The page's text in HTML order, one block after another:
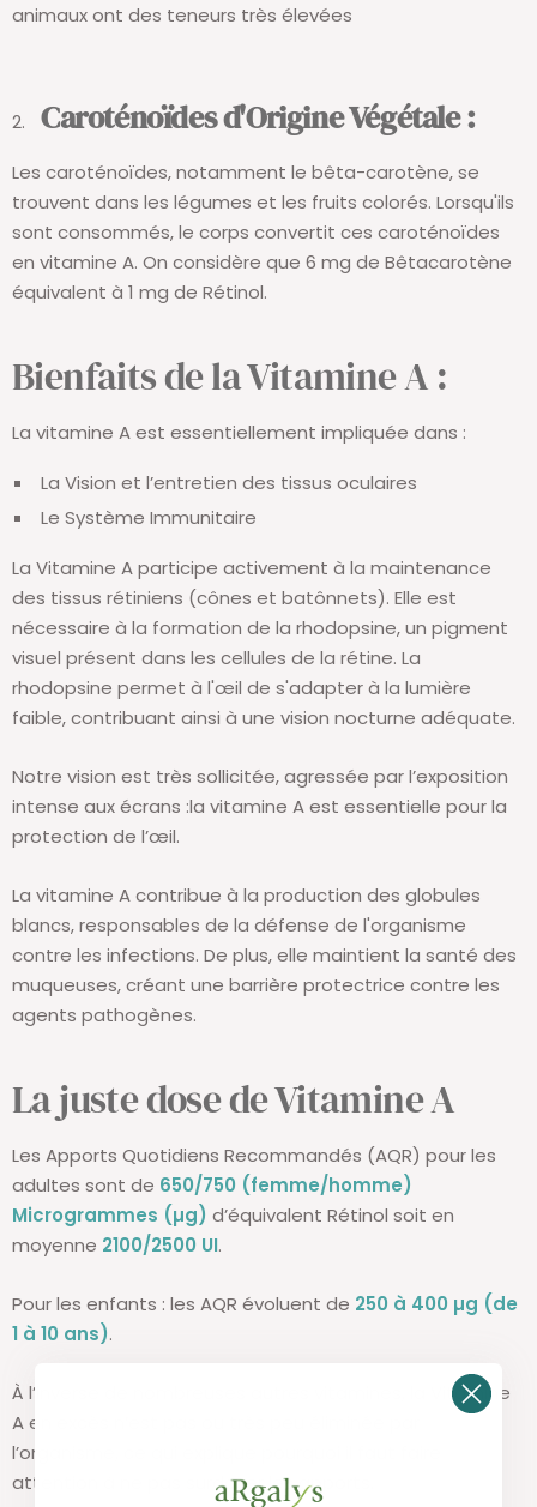
animaux ont des teneurs très élevées
Caroténoïdes d'Origine Végétale :
Les caroténoïdes, notamment le bêta-carotène, se
trouvent dans les légumes et les fruits colorés. Lorsqu'ils
sont consommés, le corps convertit ces caroténoïdes
en vitamine A. On considère que 6 mg de Bêtacarotène
équivalent à 1 mg de Rétinol.
Bienfaits de la Vitamine A :
La vitamine A est essentiellement impliquée dans :
La Vision et l’entretien des tissus oculaires
Le Système Immunitaire
La Vitamine A participe activement à la maintenance
des tissus rétiniens (cônes et batônnets). Elle est
nécessaire à la formation de la rhodopsine, un pigment
visuel présent dans les cellules de la rétine. La
rhodopsine permet à l'œil de s'adapter à la lumière
faible, contribuant ainsi à une vision nocturne adéquate.
Notre vision est très sollicitée, agressée par l’exposition
intense aux écrans :la vitamine A est essentielle pour la
protection de l’œil.
La vitamine A contribue à la production des globules
blancs, responsables de la défense de l'organisme
contre les infections. De plus, elle maintient la santé des
muqueuses, créant une barrière protectrice contre les
agents pathogènes.
La juste dose de Vitamine A
Les Apports Quotidiens Recommandés (AQR) pour les
adultes sont de 650/750 (femme/homme)
Microgrammes (µg) d’équivalent Rétinol soit en
moyenne 2100/2500 UI.
Pour les enfants : les AQR évoluent de 250 à 400 µg (de
1 à 10 ans).
À l’inverse de nombreuses autres vitamines, la Vitamine
A en excès n’est pas ou très peu éliminée par
l’organisme, ce qui explique pourquoi il faut faire
attention à ne pas surdoser les apports.